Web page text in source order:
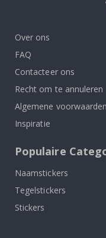
Over ons
FAQ
Contacteer ons
Recht om te annuleren
Algemene voorwaarden
Inspiratie
Populaire
Naamstickers
Tegelstickers
Stickers